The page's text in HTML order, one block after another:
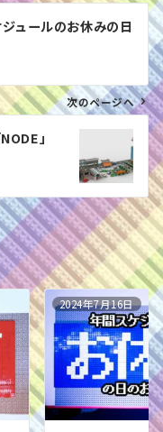
ュールのお休みの日
次のページへ
」
2024年7月16日